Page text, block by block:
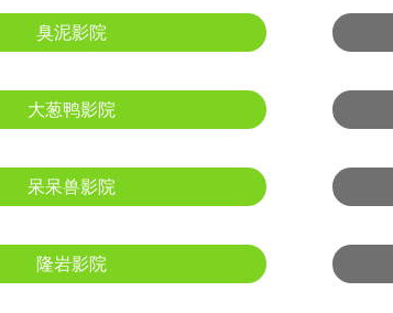
臭泥影院
大葱鸭影院
呆呆兽影院
隆岩影院